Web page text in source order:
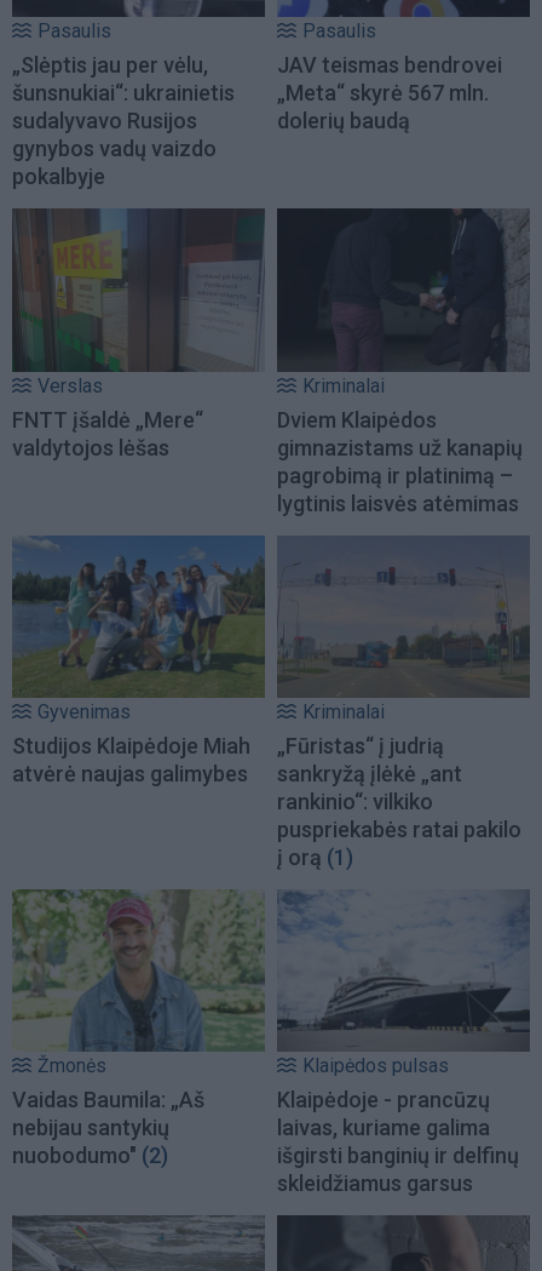
Pasaulis
„Slėptis jau per vėlu,
šunsnukiai“: ukrainietis
sudalyvavo Rusijos
gynybos vadų vaizdo
pokalbyje
Pasaulis
JAV teismas bendrovei
„Meta“ skyrė 567 mln.
dolerių baudą
Verslas
FNTT įšaldė „Mere“
valdytojos lėšas
Kriminalai
Dviem Klaipėdos
gimnazistams už kanapių
pagrobimą ir platinimą –
lygtinis laisvės atėmimas
Gyvenimas
Studijos Klaipėdoje Miah
atvėrė naujas galimybes
Kriminalai
„Fūristas“ į judrią
sankryžą įlėkė „ant
rankinio“: vilkiko
puspriekabės ratai pakilo
į orą (1)
Žmonės
Vaidas Baumila: „Aš
nebijau santykių
nuobodumo" (2)
Klaipėdos pulsas
Klaipėdoje - prancūzų
laivas, kuriame galima
išgirsti banginių ir delfinų
skleidžiamus garsus